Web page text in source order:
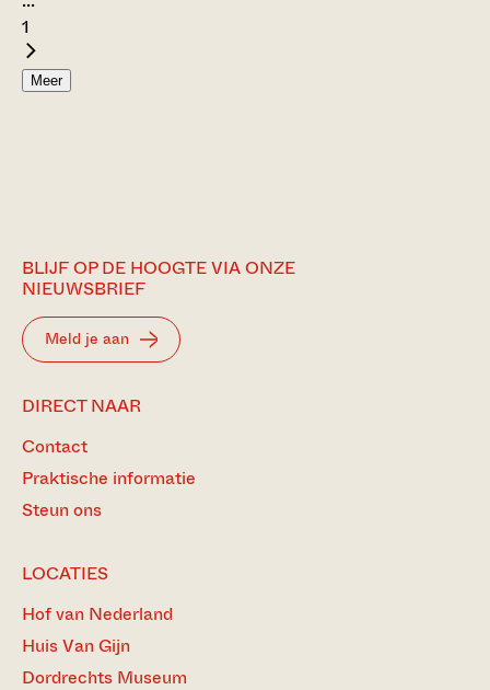
1
Meer
BLIJF OP DE HOOGTE VIA ONZE
NIEUWSBRIEF
Meld je aan
DIRECT NAAR
Contact
Praktische informatie
Steun ons
LOCATIES
Hof van Nederland
Huis Van Gijn
Dordrechts Museum